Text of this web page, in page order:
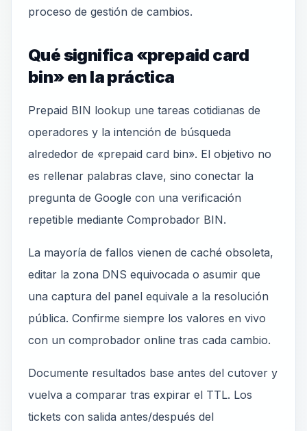
proceso de gestión de cambios.
Qué significa «prepaid card
bin» en la práctica
Prepaid BIN lookup une tareas cotidianas de
operadores y la intención de búsqueda
alrededor de «prepaid card bin». El objetivo no
es rellenar palabras clave, sino conectar la
pregunta de Google con una verificación
repetible mediante Comprobador BIN.
La mayoría de fallos vienen de caché obsoleta,
editar la zona DNS equivocada o asumir que
una captura del panel equivale a la resolución
pública. Confirme siempre los valores en vivo
con un comprobador online tras cada cambio.
Documente resultados base antes del cutover y
vuelva a comparar tras expirar el TTL. Los
tickets con salida antes/después del